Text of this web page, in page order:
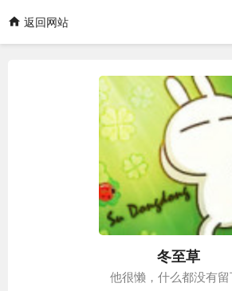
返回网站
冬至草
他很懒，什么都没有留